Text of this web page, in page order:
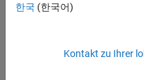
werden
unseres
한국 (한국어)
Kontakt zu Ihrer